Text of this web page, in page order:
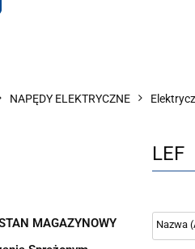
POWIETRZA SERIA
NAPĘDY ELEKTRYCZNE
MAGAZYNOWY
LEF